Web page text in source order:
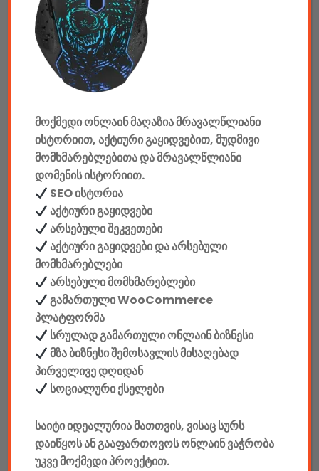
აუდიო & ვიდეო
კონსოლები & აქსესუარები
მანქანის აქსესუარები
ელემენტები
აკკუმულატორები
კაბელები & დამტენები
დისკები
ჩანთები
სეიფები
კონსტრუქტორები
E-mobility
კომპიუტერები & აქსესუარები
ტელეფონები & აქსესუარები
მოქმედი ონლაინ მაღაზია მრავალწლიანი
ისტორიით, აქტიური გაყიდვებით, მუდმივი
მომხმარებლებითა და მრავალწლიანი
დომენის ისტორიით.
SEO ისტორია
აქტიური გაყიდვები
არსებული შეკვეთები
აქტიური გაყიდვები და არსებული
მომხმარებლები
არსებული მომხმარებლები
გამართული WooCommerce
პლატფორმა
სრულად გამართული ონლაინ ბიზნესი
მზა ბიზნესი შემოსავლის მისაღებად
პირველივე დღიდან
სოციალური ქსელები
საიტი იდეალურია მათთვის, ვისაც სურს
დაიწყოს ან გააფართოვოს ონლაინ ვაჭრობა
უკვე მოქმედი პროექტით.